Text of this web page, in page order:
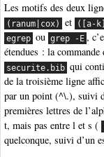
Les motifs des deux
(ranum|cox) et ([a-
egrep ou grep -E ,
étendues : la
securite.bib qui
de la troisième ligne
par un point (^\.), suivi
premières lettres de
t, mais pas entre l et s (
quelconque, suivi d’un